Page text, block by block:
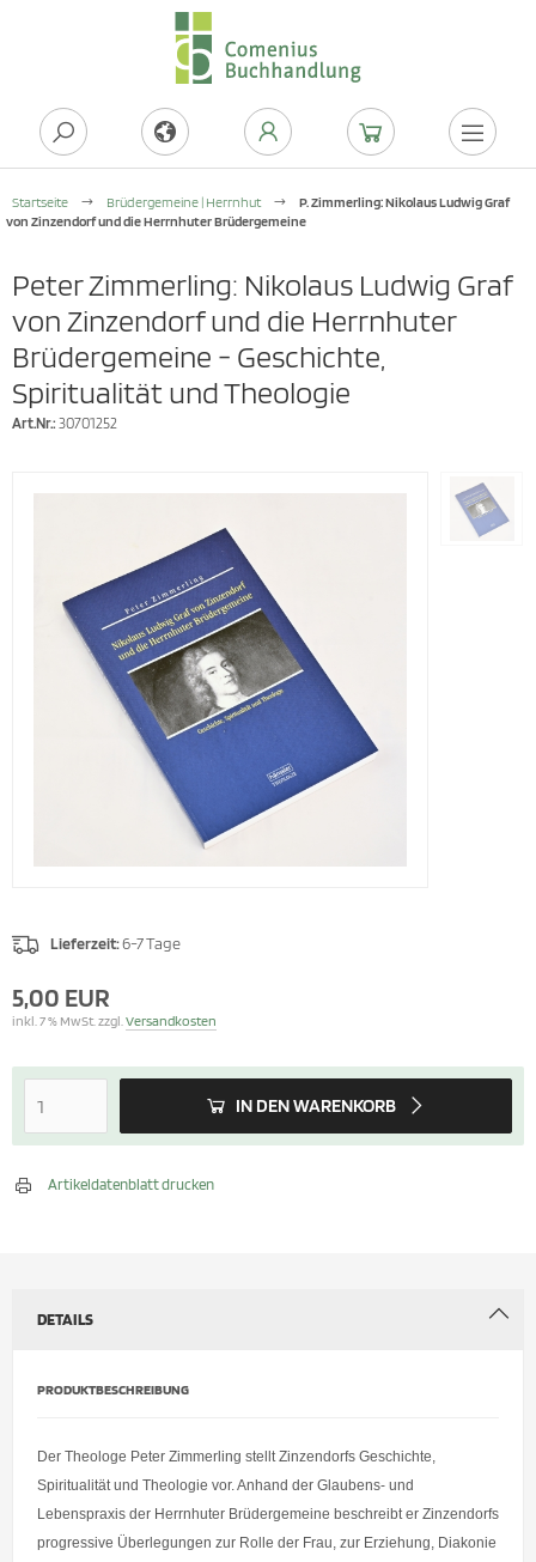
Startseite Brüdergemeine | Herrnhut
P. Zimmerling: Nikolaus Ludwig Graf
von Zinzendorf und die Herrnhuter Brüdergemeine
Peter Zimmerling: Nikolaus Ludwig Graf
von Zinzendorf und die Herrnhuter
Brüdergemeine - Geschichte,
Spiritualität und Theologie
Art.Nr.: 30701252
Lieferzeit:6-7 Tage
5,00 EUR
inkl. 7 % MwSt. zzgl.Versandkosten
IN DEN WARENKORB
Artikeldatenblatt drucken
DETAILS
PRODUKTBESCHREIBUNG
Der Theologe Peter Zimmerling stellt Zinzendorfs Geschichte,
Spiritualität und Theologie vor. Anhand der Glaubens- und
Lebenspraxis der Herrnhuter Brüdergemeine beschreibt er Zinzendorfs
progressive Überlegungen zur Rolle der Frau, zur Erziehung, Diakonie